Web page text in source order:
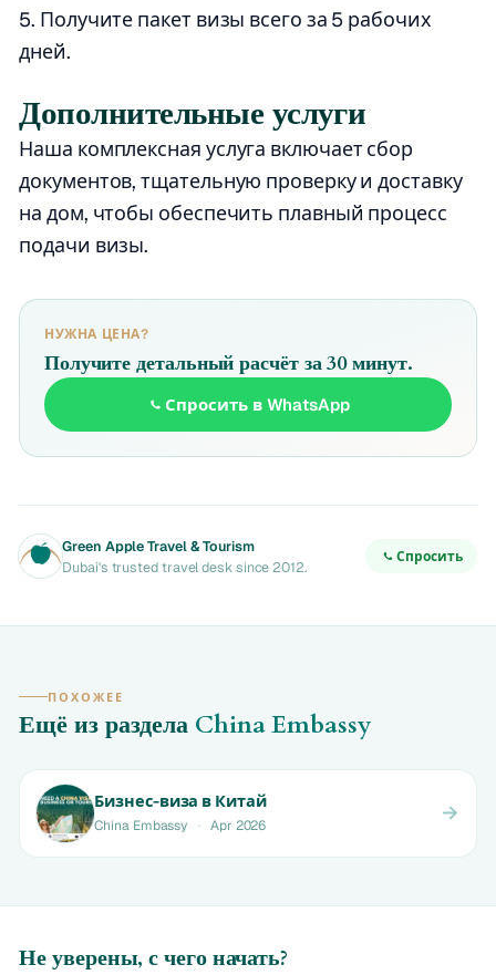
Получите пакет визы всего за 5 рабочих
дней.
Дополнительные услуги
Наша комплексная услуга включает сбор
документов, тщательную проверку и доставку
на дом, чтобы обеспечить плавный процесс
подачи визы.
НУЖНА ЦЕНА?
Получите детальный расчёт за 30 минут.
Спросить в WhatsApp
Green Apple Travel & Tourism
Dubai's trusted travel desk since 2012.
Спросить
ПОХОЖЕЕ
Ещё из раздела China Embassy
Бизнес-виза в Китай
China Embassy · Apr 2026
Не уверены, с чего начать?